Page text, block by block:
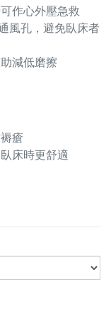
作心外壓急救
風孔，避免臥床者
減低磨擦
瘡
床時更舒適